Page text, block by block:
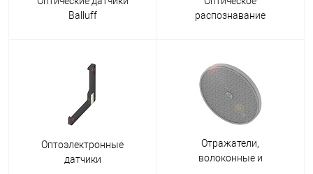
Balluff
распознавание
Оптоэлектронные
датчики
Отражатели,
волоконные и